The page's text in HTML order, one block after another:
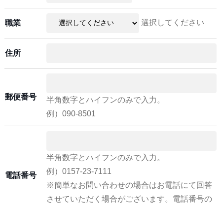
職業 選択してください
住所
郵便番号
半角数字とハイフンのみで入力。
例）090-8501
電話番号
半角数字とハイフンのみで入力。
例）0157-23-7111
※簡単なお問い合わせの場合はお電話にて回答
させていただく場合がございます。電話番号の